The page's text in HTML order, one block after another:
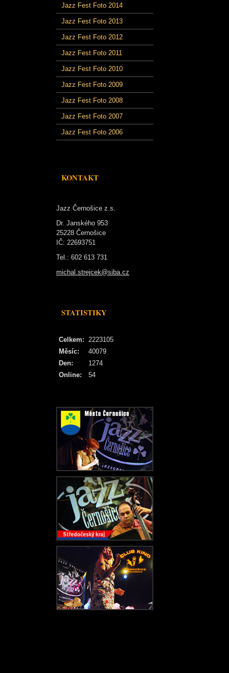
Jazz Fest Foto 2014
Jazz Fest Foto 2013
Jazz Fest Foto 2012
Jazz Fest Foto 2011
Jazz Fest Foto 2010
Jazz Fest Foto 2009
Jazz Fest Foto 2008
Jazz Fest Foto 2007
Jazz Fest Foto 2006
KONTAKT
Jazz Černošice z.s.
Dr. Janského 953
25228 Černošice
IČ: 22693751
Tel.: 602 613 731
michal.strejcek@siba.cz
STATISTIKY
Online: 54
Celkem: 2223105
Měsíc:
40079
Den:
1274